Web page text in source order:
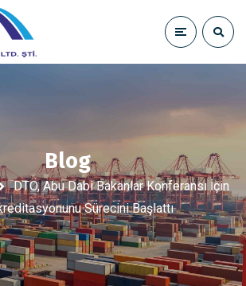
Blog
DTÖ, Abu Dabi Bakanlar Konferansı İçin
Sürecini Başlattı